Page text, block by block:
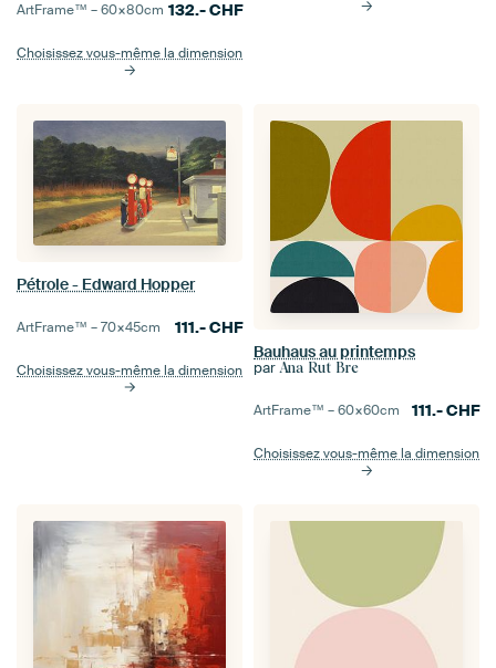
ArtFrame™ –60×80cm 132.-CHF
Choisissez vous-même la dimension
Pétrole - Edward Hopper
ArtFrame™ –70×45cm 111.-CHF
Choisissez vous-même la dimension
Bauhaus au printemps
par Ana Rut Bre
ArtFrame™ –60×60cm 111.-CHF
Choisissez vous-même la dimension